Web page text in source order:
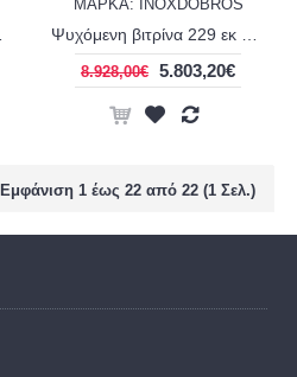
ΜΑΡΚΑ: INOXDOBROS
8.928,00€ 5.803,20€
Εμφάνιση 1 έως 22 από 22 (1 Σελ.)